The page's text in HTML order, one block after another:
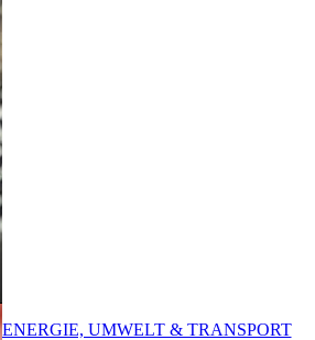
ENERGIE, UMWELT & TRANSPORT